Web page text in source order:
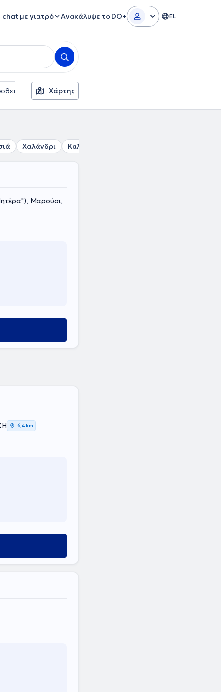
chat με γιατρό Ανακάλυψε το DO+ EL
φίλτρα Γλώσσες
Χάρτης
Χαλάνδρι Καλογρέζα
Μαρούσι,
6,4 km